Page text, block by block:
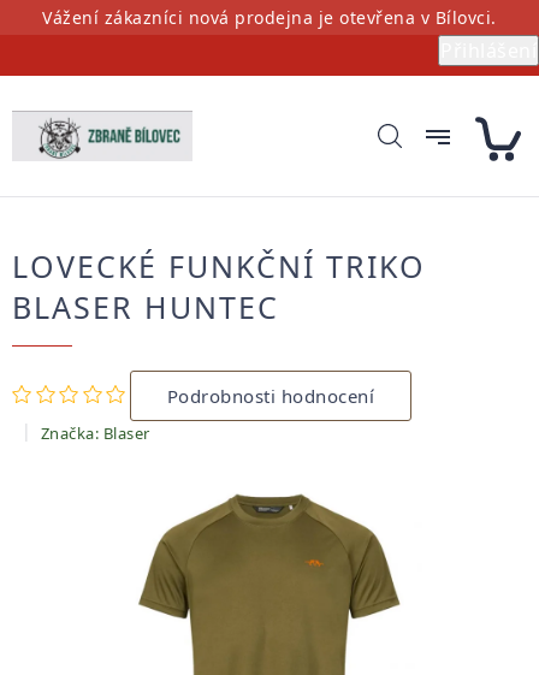
PřejítVážení zákazníci nová prodejna je otevřena v Bílovci.
LOVECKÉ FUNKČNÍ TRIKO
BLASER HUNTEC
Průměrné
hodnocení
produktu
je
hvězdiček.
Podrobnosti hodnocení
Značka: Blaser